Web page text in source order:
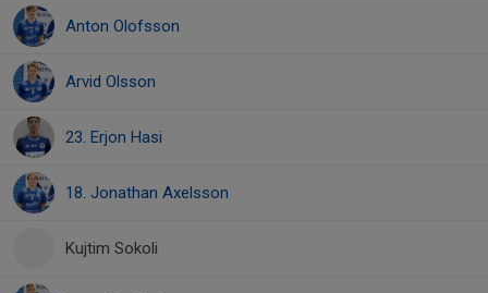
Anton Olofsson
Arvid Olsson
23. Erjon Hasi
18. Jonathan Axelsson
Kujtim Sokoli